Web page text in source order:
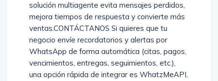
solución multiagente evita mensajes perdidos,
mejora tiempos de respuesta y convierte más
ventas.CONTÁCTANOS Si quieres que tu
negocio envíe recordatorios y alertas por
WhatsApp de forma automática (citas, pagos,
vencimientos, entregas, seguimientos, etc.),
una opción rápida de integrar es WhatzMeAPI,